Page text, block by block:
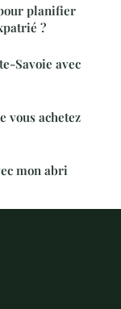
planifier
?
Savoie avec
vous achetez
mon abri